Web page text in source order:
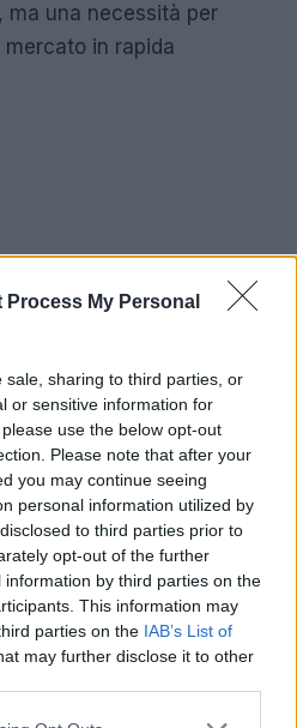
Process My Personal
sale, sharing to third parties, or
or sensitive information for
use the below opt-out
Please note that after your
you may continue seeing
personal information utilized by
to third parties prior to
opt-out of the further
by third parties on the
This information may
parties on the IAB’s List of
may further disclose it to other
app uses one or more Google
una necessità per
in rapida
un passo
duratura nel
alle compagnie
meglio alle sfide